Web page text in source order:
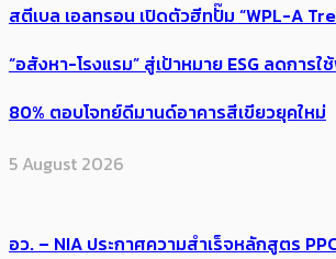
สตีเบล เอลทรอน เปิดตัวฮีทปั๊ม “WPL-A
“อสังหา-โรงแรม” สู่เป้าหมาย ESG ลดการ
80% ตอบโจทย์ดีมานด์อาคารสีเขียวยุคใหม่
5 August 2026
อว. – NIA ประกาศความสำเร็จหลักสูตร